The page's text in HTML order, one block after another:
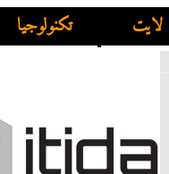
لايت تكنولوجيا